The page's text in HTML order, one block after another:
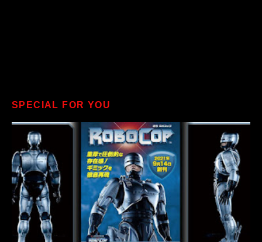
SPECIAL FOR YOU